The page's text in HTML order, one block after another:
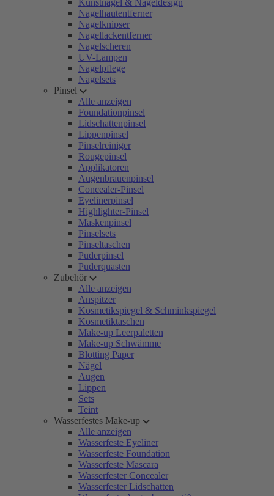
Kunstnägel & Nageldesign
Nagelhautentferner
Nagelknipser
Nagellackentferner
Nagelscheren
UV-Lampen
Nagelpflege
Nagelsets
Pinsel
Alle anzeigen
Foundationpinsel
Lidschattenpinsel
Lippenpinsel
Pinselreiniger
Rougepinsel
Applikatoren
Augenbrauenpinsel
Concealer-Pinsel
Eyelinerpinsel
Highlighter-Pinsel
Maskenpinsel
Pinselsets
Pinseltaschen
Puderpinsel
Puderquasten
Zubehör
Alle anzeigen
Anspitzer
Kosmetikspiegel & Schminkspiegel
Kosmetiktaschen
Make-up Leerpaletten
Make-up Schwämme
Blotting Paper
Nägel
Augen
Lippen
Sets
Teint
Wasserfestes Make-up
Alle anzeigen
Wasserfeste Eyeliner
Wasserfeste Foundation
Wasserfeste Mascara
Wasserfester Concealer
Wasserfester Lidschatten